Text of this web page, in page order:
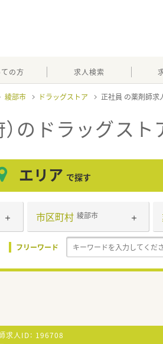
の方 求人検索
綾部市 ドラッグストア 正社員
のドラッグスト
エリア で探す
市区町村 綾部市
フリーワード
求人ID： 196708